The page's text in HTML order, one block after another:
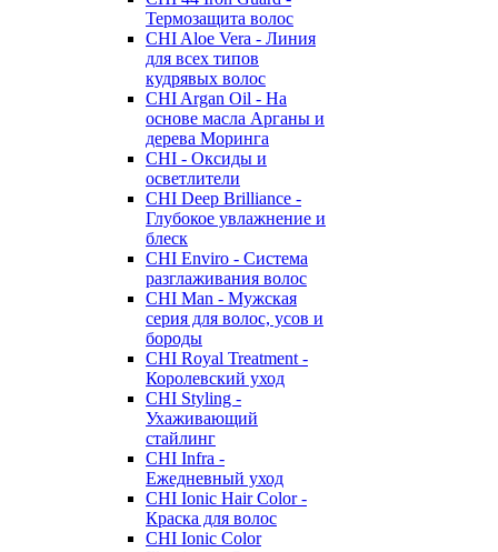
Термозащита волос
CHI Aloe Vera - Линия
для всех типов
кудрявых волос
CHI Argan Oil - На
основе масла Арганы и
дерева Моринга
CHI - Оксиды и
осветлители
CHI Deep Brilliance -
Глубокое увлажнение и
блеск
CHI Enviro - Система
разглаживания волос
CHI Man - Мужская
серия для волос, усов и
бороды
CHI Royal Treatment -
Королевский уход
CHI Styling -
Ухаживающий
стайлинг
CHI Infra -
Ежедневный уход
CHI Ionic Hair Color -
Краска для волос
CHI Ionic Color